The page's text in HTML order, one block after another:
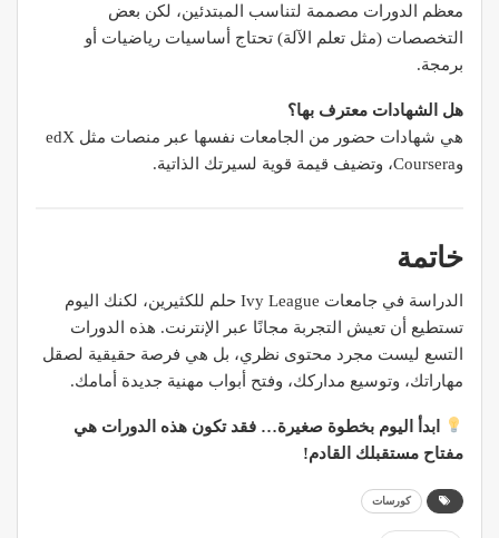
معظم الدورات مصممة لتناسب المبتدئين، لكن بعض
التخصصات (مثل تعلم الآلة) تحتاج أساسيات رياضيات أو
برمجة.
هل الشهادات معترف بها؟
هي شهادات حضور من الجامعات نفسها عبر منصات مثل edX
وCoursera، وتضيف قيمة قوية لسيرتك الذاتية.
خاتمة
الدراسة في جامعات Ivy League حلم للكثيرين، لكنك اليوم
تستطيع أن تعيش التجربة مجانًا عبر الإنترنت. هذه الدورات
التسع ليست مجرد محتوى نظري، بل هي فرصة حقيقية لصقل
مهاراتك، وتوسيع مداركك، وفتح أبواب مهنية جديدة أمامك.
ابدأ اليوم بخطوة صغيرة… فقد تكون هذه الدورات هي
مفتاح مستقبلك القادم!
كورسات